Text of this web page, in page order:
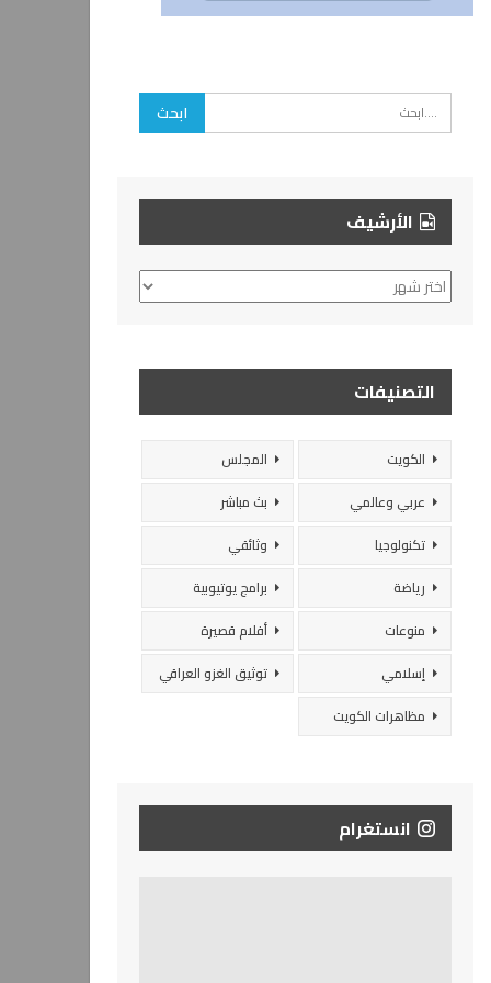
الأرشيف
الأرشيف
التصنيفات
الكويت
المجلس
عربي وعالمي
بث مباشر
تكنولوجيا
وثائقي
رياضة
برامج يوتيوبية
منوعات
أفلام قصيرة
إسلامي
توثيق الغزو العراقي
مظاهرات الكويت
انستغرام